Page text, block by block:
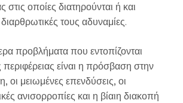
στις οποίες διατηρούνται ή και
διαρθρωτικές τους αδυναμίες.
προβλήματα που εντοπίζονται
περιφέρειας είναι η πρόσβαση στην
οι μειωμένες επενδύσεις, οι
ανισορροπίες και η βίαιη διακοπή